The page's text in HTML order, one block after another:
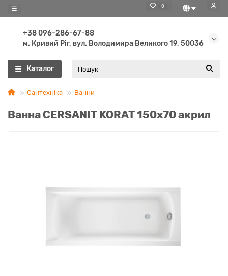
0
+38 096-286-67-88
м. Кривий Ріг, вул. Володимира Великого 19, 50036
Каталог
Сантехніка Ванни
Ванна CERSANIT KORAT 150х70 акрил